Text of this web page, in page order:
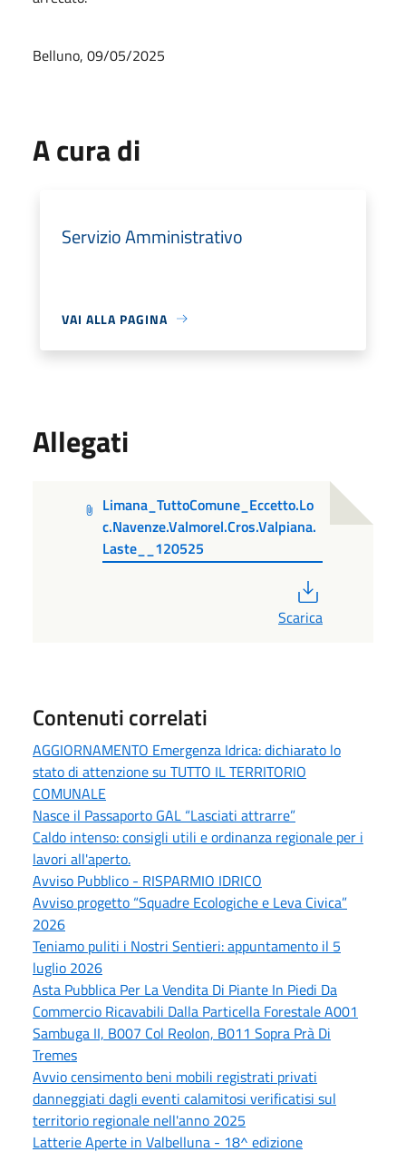
Belluno, 09/05/2025
A cura di
Servizio Amministrativo
VAI ALLA PAGINA
Allegati
Limana_TuttoComune_Eccetto.Lo
c.Navenze.Valmorel.Cros.Valpiana.
Laste__120525
Scarica
Contenuti correlati
AGGIORNAMENTO Emergenza Idrica: dichiarato lo
stato di attenzione su TUTTO IL TERRITORIO
COMUNALE
Nasce il Passaporto GAL “Lasciati attrarre”
Caldo intenso: consigli utili e ordinanza regionale per i
lavori all'aperto.
Avviso Pubblico - RISPARMIO IDRICO
Avviso progetto “Squadre Ecologiche e Leva Civica”
2026
Teniamo puliti i Nostri Sentieri: appuntamento il 5
luglio 2026
Asta Pubblica Per La Vendita Di Piante In Piedi Da
Commercio Ricavabili Dalla Particella Forestale A001
Sambuga II, B007 Col Reolon, B011 Sopra Prà Di
Tremes
Avvio censimento beni mobili registrati privati
danneggiati dagli eventi calamitosi verificatisi sul
territorio regionale nell'anno 2025
Latterie Aperte in Valbelluna - 18^ edizione